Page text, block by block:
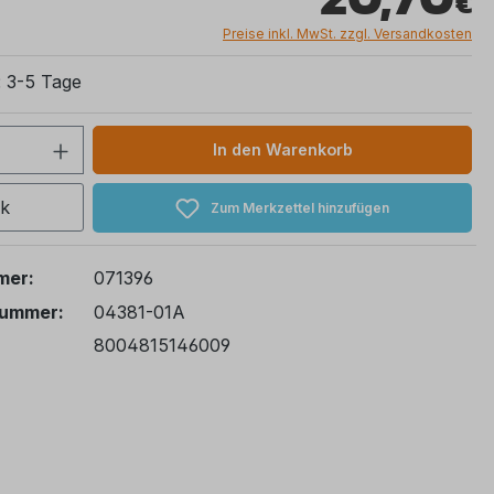
Preise inkl. MwSt. zzgl. Versandkosten
3-5 Tage
Anzahl: Gib den gewünschten Wert
In den Warenkorb
Zum Merkzettel hinzufügen
071396
04381-01A
8004815146009